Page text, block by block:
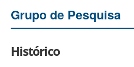
Grupo de Pesquisa
Histórico